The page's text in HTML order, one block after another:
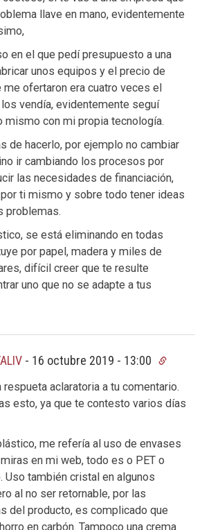
llave en mano, evidentemente
en el que pedí presupuesto a una
unos equipos y el precio de
me ofertaron era cuatro veces el
vendía, evidentemente seguí
mismo con mi propia tecnología.
de hacerlo, por ejemplo no cambiar
ir cambiando los procesos por
las necesidades de financiación,
ti mismo y sobre todo tener ideas
problemas.
se está eliminando en todas
por papel, madera y miles de
difícil creer que te resulte
uno que no se adapte a tus
- 16 octubre 2019 - 13:00
respueta aclaratoria a tu comentario.
esto, ya que te contesto varios días
me refería al uso de envases
en mi web, todo es o PET o
Uso también cristal en algunos
al no ser retornable, por las
del producto, es complicado que
en carbón. Tampoco una crema